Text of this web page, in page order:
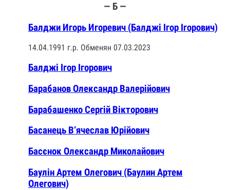
— Б —
Балджи Игорь Игоревич (Балджі Ігор Ігорович)
14.04.1991 г.р. Обменян 07.03.2023
Балджі Ігор Ігорович
Барабанов Олександр Валерійович
Барабашенко Сергій Вікторович
Басанець В‘ячеслав Юрійович
Басєнок Олександр Миколайович
Баулін Артем Олегович (Баулин Артем
Олегович)